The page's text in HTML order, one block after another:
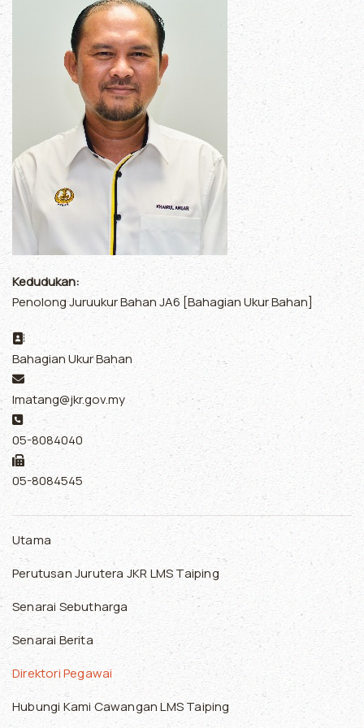
Kedudukan:
Penolong Juruukur Bahan JA6 [Bahagian Ukur Bahan]
Alamat:
Bahagian Ukur Bahan
E-mel:
lmatang@jkr.gov.my
Telefon:
05-8084040
Faks:
05-8084545
Utama
Perutusan Jurutera JKR LMS Taiping
Senarai Sebutharga
Senarai Berita
Direktori Pegawai
Hubungi Kami Cawangan LMS Taiping